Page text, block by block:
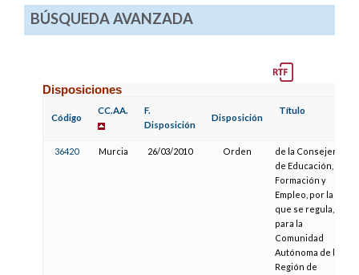
BÚSQUEDA AVANZADA
Disposiciones
Código
CC.AA.
F.
Disposición
Disposición
Título
36420 Murcia 26/03/2010 Orden
de la Consejería
de Educación,
Formación y
Empleo, por la
que se regula,
para la
Comunidad
Autónoma de la
Región de